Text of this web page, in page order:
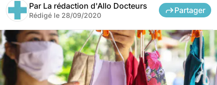
Par La rédaction d'Allo Docteurs
Rédigé le 28/09/2020
Partager